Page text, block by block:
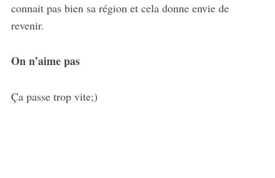
connait pas bien sa région et cela donne envie de
revenir.
On n’aime pas
Ça passe trop vite;)